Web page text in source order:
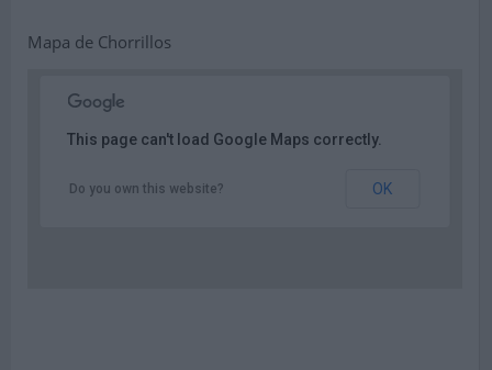
Mapa de Chorrillos
This page can't load Google Maps correctly.
Do you own this website? OK